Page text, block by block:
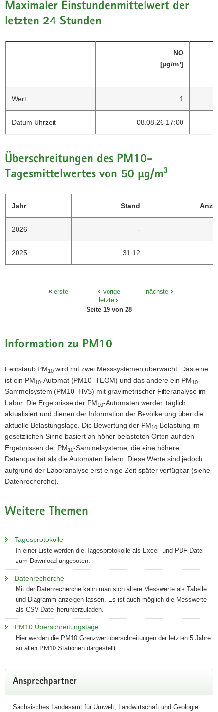
Maximaler Einstundenmittelwert der
letzten 24 Stunden
NO
[µg/m³]
Wert 1
Datum Uhrzeit 08.08.26 17:00
Überschreitungen des PM10-
Tagesmittelwertes von 50 µg/m³
Jahr Stand
2026 -
2025 31.12
erste vorige
Seite 19 von 28
nächste
letzte
Information zu PM10
Feinstaub PM10 wird mit zwei Messsystemen überwacht. Das eine
ist ein PM10-Automat (PM10_TEOM) und das andere ein PM10-
Sammelsystem (PM10_HVS) mit gravimetrischer Filteranalyse im
Labor. Die Ergebnisse der PM10-Automaten werden täglich
aktualisiert und dienen der Information der Bevölkerung über die
aktuelle Belastungslage. Die Bewertung der PM10-Belastung im
gesetzlichen Sinne basiert an höher belasteten Orten auf den
Ergebnissen der PM10-Sammelsysteme, die eine höhere
Datenqualität als die Automaten liefern. Diese Werte sind jedoch
aufgrund der Laboranalyse erst einige Zeit später verfügbar (siehe
Datenrecherche).
Weitere Themen
Tagesprotokolle
In einer Liste werden die Tagesprotokolle als Excel- und PDF-Datei
zum Download angeboten.
Datenrecherche
Mit der Datenrecherche kann man sich ältere Messwerte als Tabelle
und Diagramm anzeigen lassen. Es ist auch möglich die Messwerte
als CSV-Datei herunterzuladen.
PM10 Überschreitungstage
Hier werden die PM10 Grenzwertüberschreitungen der letzten 5 Jahre
an allen PM10 Stationen dargestellt.
Information
Ansprechpartner
Sächsisches Landesamt für Umwelt, Landwirtschaft und Geologie